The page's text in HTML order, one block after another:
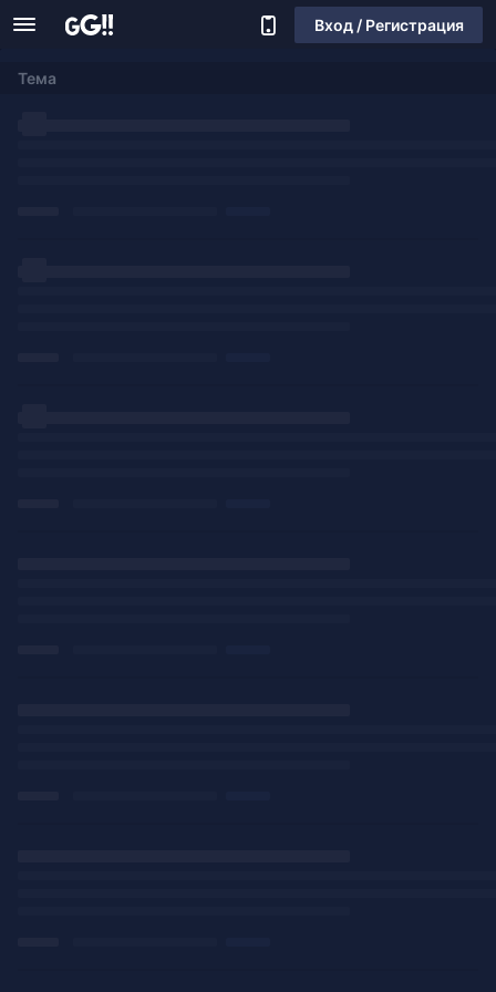
Вход / Регистрация
Тема